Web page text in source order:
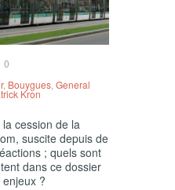
0
, Bouygues General
Kron
la cession de la
suscite depuis de
; quels sont
dans ce dossier
?